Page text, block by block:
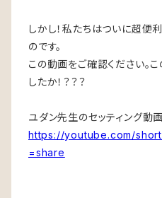
しかし！私たちはついに超便
のです。
この動画をご確認ください。
したか！？？？
ユダン先生のセッティング動
https://youtube.com/
=share